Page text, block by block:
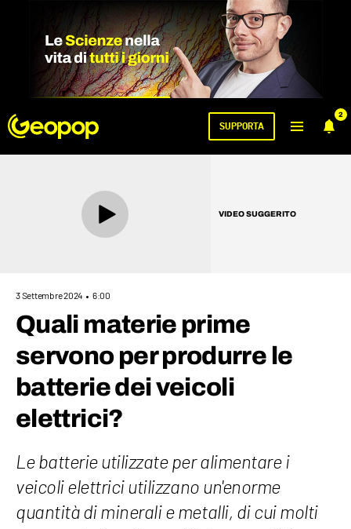
2
SUPPORTA
VIDEO SUGGERITO
3 Settembre 2024 6:00
Quali materie prime
servono per produrre le
batterie dei veicoli
elettrici?
Le batterie utilizzate per alimentare i
veicoli elettrici utilizzano un'enorme
quantità di minerali e metalli, di cui molti